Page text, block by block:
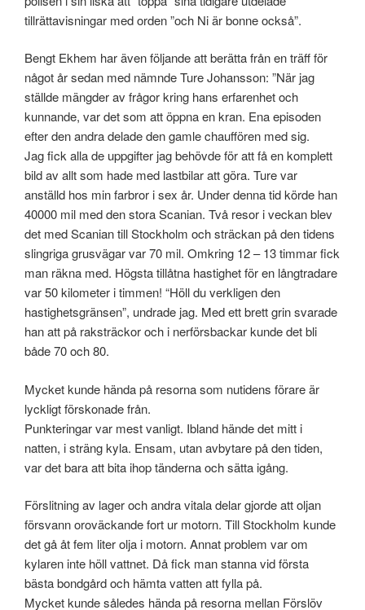
tillrättavisningar med orden ”och Ni är bonne också”.
Bengt Ekhem har även följande att berätta från en träff för
något år sedan med nämnde Ture Johansson: ”När jag
ställde mängder av frågor kring hans erfarenhet och
kunnande, var det som att öppna en kran. Ena episoden
efter den andra delade den gamle chauffören med sig.
Jag fick alla de uppgifter jag behövde för att få en komplett
bild av allt som hade med lastbilar att göra. Ture var
anställd hos min farbror i sex år. Under denna tid körde han
40000 mil med den stora Scanian. Två resor i veckan blev
det med Scanian till Stockholm och sträckan på den tidens
slingriga grusvägar var 70 mil. Omkring 12 – 13 timmar fick
man räkna med. Högsta tillåtna hastighet för en långtradare
var 50 kilometer i timmen! “Höll du verkligen den
hastighetsgränsen”, undrade jag. Med ett brett grin svarade
han att på raksträckor och i nerförsbackar kunde det bli
både 70 och 80.
Mycket kunde hända på resorna som nutidens förare är
lyckligt förskonade från.
Punkteringar var mest vanligt. Ibland hände det mitt i
natten, i sträng kyla. Ensam, utan avbytare på den tiden,
var det bara att bita ihop tänderna och sätta igång.
Förslitning av lager och andra vitala delar gjorde att oljan
försvann oroväckande fort ur motorn. Till Stockholm kunde
det gå åt fem liter olja i motorn. Annat problem var om
kylaren inte höll vattnet. Då fick man stanna vid första
bästa bondgård och hämta vatten att fylla på.
Mycket kunde således hända på resorna mellan Förslöv